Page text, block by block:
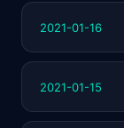
2021-01-16
2021-01-15